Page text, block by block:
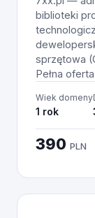
biblioteki
sprzętowa
Pełna
Wiek domeny
1 rok
390 PLN